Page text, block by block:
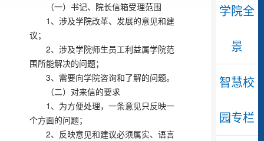
大暑
（一）书记、院长信箱受理范围
1、涉及学院改革、发展的意见和建
议；
2、涉及学院师生员工利益属学院范
围所能解决的问题；
3、需要向学院咨询和了解的问题。
（二）对来信的要求
1、为方便处理，一条意见只反映一
个方面的问题；
2、反映意见和建议必须属实、语言
学院全
景
智慧校
园专栏